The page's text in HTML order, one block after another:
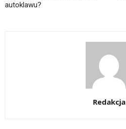
autoklawu?
Redakcja